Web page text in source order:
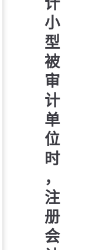
小
型
被
审
计
单
位
时
，
注
册
会